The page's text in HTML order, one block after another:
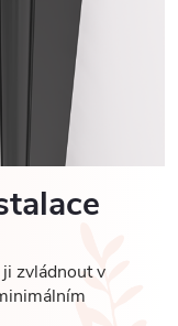
ji zvládnout v